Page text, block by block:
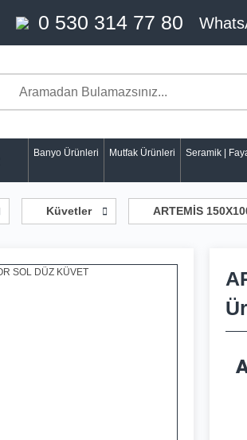
0 530 314 77 80
Banyo Ürünleri Mutfak Ürünleri Seramik |
Küvetler ARTEMİS